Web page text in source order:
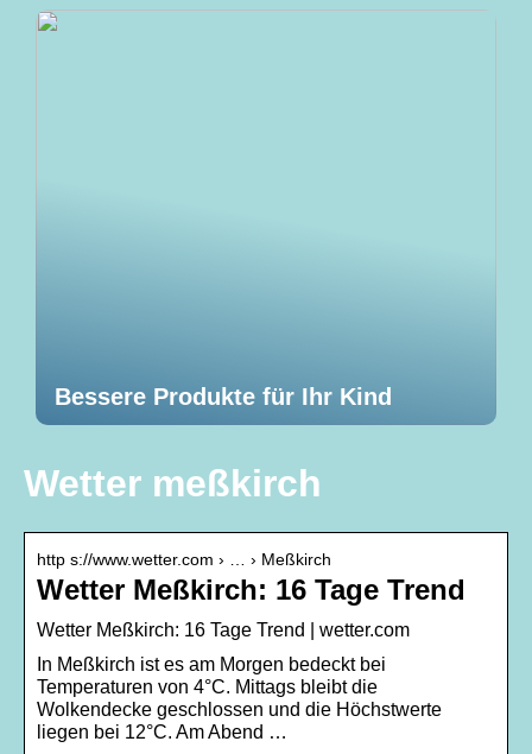
Bessere Produkte für Ihr Kind
Wetter meßkirch
http s://www.wetter.com › … › Meßkirch
Wetter Meßkirch: 16 Tage Trend
Wetter Meßkirch: 16 Tage Trend | wetter.com
In Meßkirch ist es am Morgen bedeckt bei
Temperaturen von 4°C. Mittags bleibt die
Wolkendecke geschlossen und die Höchstwerte
liegen bei 12°C. Am Abend …